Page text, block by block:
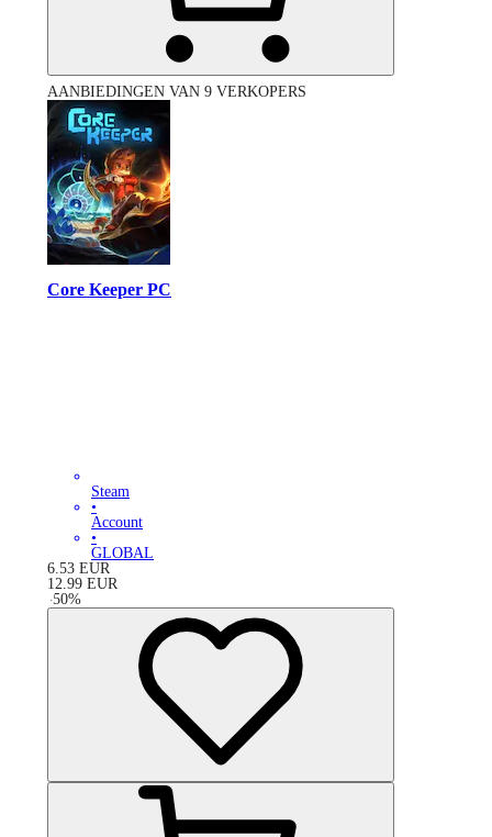
AANBIEDINGEN VAN 9 VERKOPERS
Core Keeper PC
Steam
•
Account
•
GLOBAL
6.53 EUR
12.99 EUR
-50%